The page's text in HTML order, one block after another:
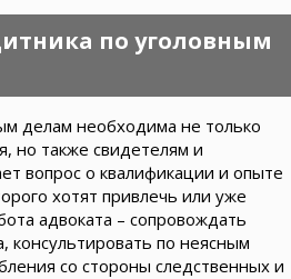
по уголовным
делам необходима не только
но также свидетелям и
вопрос о квалификации и опыте
хотят привлечь или уже
адвоката – сопровождать
консультировать по неясным
со стороны следственных и